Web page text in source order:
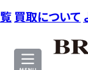
覧 買取について